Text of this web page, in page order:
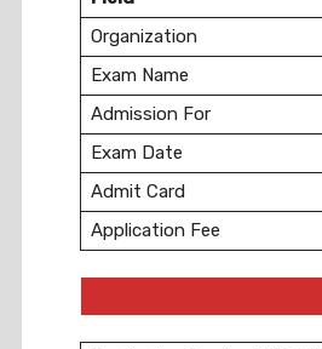
Organization
Exam Name
Admission For
Exam Date
Admit Card
Application Fee